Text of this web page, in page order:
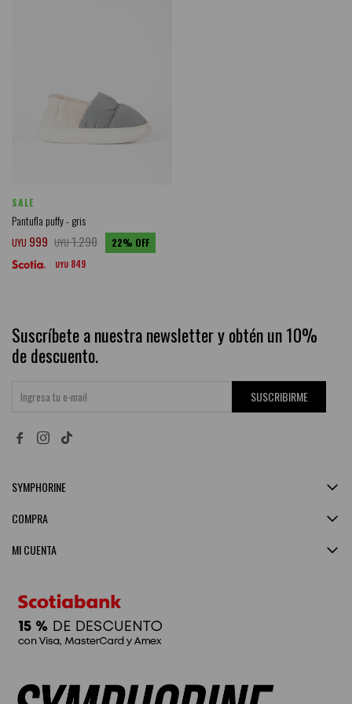
SALE
Pantufla puffy - gris
UYU 999 UYU1.290 22
UYU 849
Suscríbete a nuestra newsletter y obtén un 10%
de descuento.
SUSCRIBIRME
 
SYMPHORINE
MI CUENTA
COMPRA